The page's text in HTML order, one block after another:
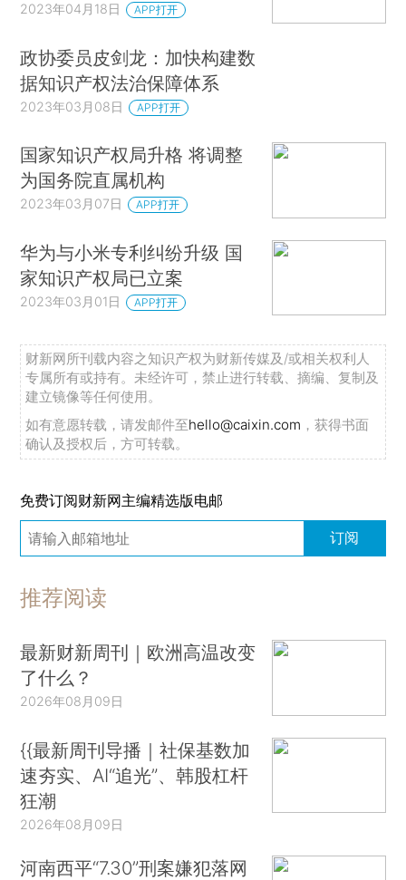
2023年04月18日 APP打开
政协委员皮剑龙：加快构建数
据知识产权法治保障体系
2023年03月08日 APP打开
国家知识产权局升格 将调整
为国务院直属机构
2023年03月07日 APP打开
华为与小米专利纠纷升级 国
家知识产权局已立案
2023年03月01日 APP打开
财新网所刊载内容之知识产权为财新传媒及/或相关权利人
专属所有或持有。未经许可，禁止进行转载、摘编、复制及
建立镜像等任何使用。
如有意愿转载，请发邮件至hello@caixin.com ，获得书面
确认及授权后，方可转载。
免费订阅财新网主编精选版电邮
订阅
推荐阅读
最新财新周刊｜欧洲高温改变
了什么？
2026年08月09日
{{最新周刊导播｜社保基数加
速夯实、AI“追光”、韩股杠杆
狂潮
2026年08月09日
河南西平“7.30”刑案嫌犯落网